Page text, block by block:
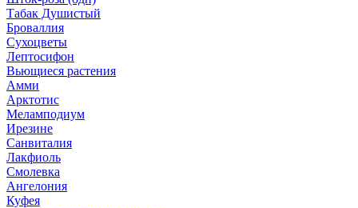
Табак Душистый
Броваллия
Сухоцветы
Лептосифон
Вьющиеся растения
Амми
Арктотис
Меламподиум
Ирезине
Санвиталия
Лакфиоль
Смолевка
Ангелония
Куфея